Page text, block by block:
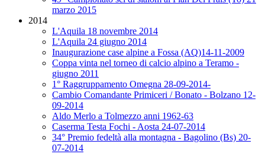
marzo 2015
2014
L'Aquila 18 novembre 2014
L'Aquila 24 giugno 2014
Inaugurazione case alpine a Fossa (AQ)14-11-2009
Coppa vinta nel torneo di calcio alpino a Teramo -
giugno 2011
1° Raggruppamento Omegna 28-09-2014-
Cambio Comandante Primiceri / Bonato - Bolzano 12-
09-2014
Aldo Merlo a Tolmezzo anni 1962-63
Caserma Testa Fochi - Aosta 24-07-2014
34° Premio fedeltà alla montagna - Bagolino (Bs) 20-
07-2014